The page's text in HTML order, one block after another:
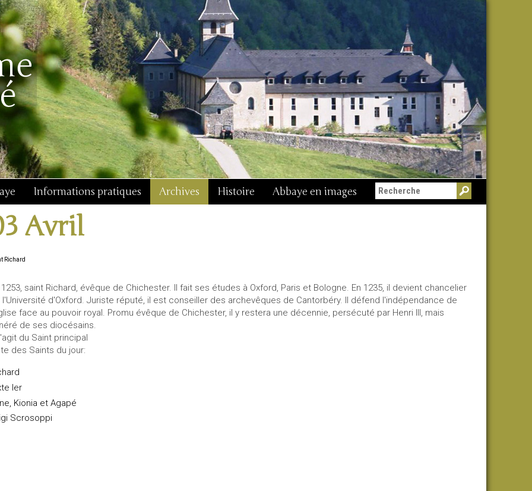
Informations pratiques Archives Histoire Abbaye en images
Avril
Richard
1253, saint Richard, évêque de Chichester. Il fait ses études à Oxford, Paris et Bologne. En 1235, il devient chancelier
l'Université d'Oxford. Juriste réputé, il est conseiller des archevêques de Cantorbéry. Il défend l'indépendance de
face au pouvoir royal. Promu évêque de Chichester, il y restera une décennie, persécuté par Henri III, mais
de ses diocésains.
du Saint principal
des Saints du jour:
Ier
Kionia et Agapé
Scrosoppi